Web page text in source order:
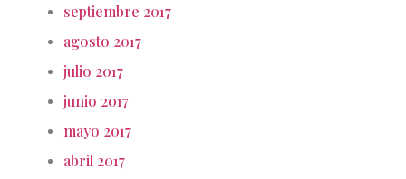
septiembre 2017
agosto 2017
julio 2017
junio 2017
mayo 2017
abril 2017